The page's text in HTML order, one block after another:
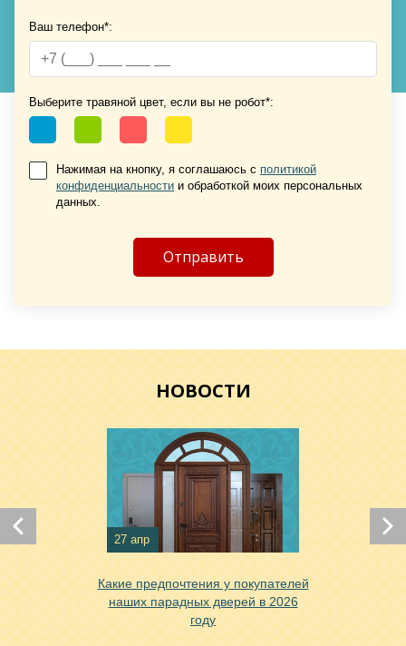
Хочу такую
Хочу такую
Хочу такую
Хочу такую
Ваш телефон*:
Выберите травяной цвет, если вы не робот*:
Нажимая на кнопку, я соглашаюсь с политикой
конфиденциальности и обработкой моих персональных
данных.
НОВОСТИ
27 апр
Какие предпочтения у покупателей
наших парадных дверей в 2026
году